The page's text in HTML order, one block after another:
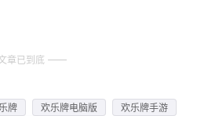
章已到底
牌 欢乐牌电脑版
欢乐牌手游